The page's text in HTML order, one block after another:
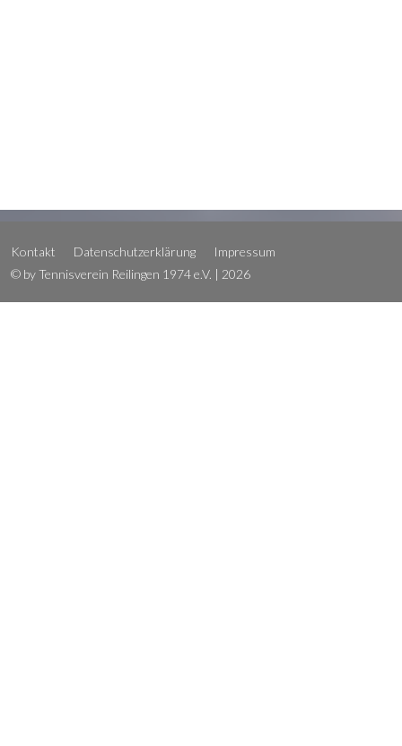
Kontakt Datenschutzerklärung
Impressum
© by Tennisverein Reilingen 1974 e.V. | 2026